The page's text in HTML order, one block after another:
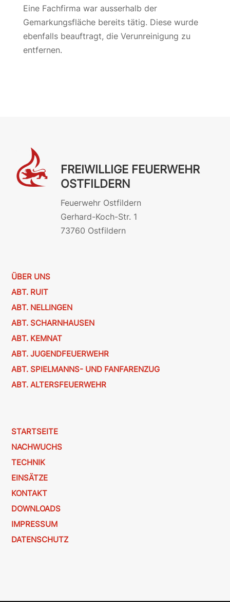
Eine Fachfirma war ausserhalb der
Gemarkungsfläche bereits tätig. Diese wurde
ebenfalls beauftragt, die Verunreinigung zu
entfernen.
FREIWILLIGE FEUERWEHR
OSTFILDERN
Feuerwehr Ostfildern
Gerhard-Koch-Str. 1
73760 Ostfildern
ÜBER UNS
ABT. RUIT
ABT. NELLINGEN
ABT. SCHARNHAUSEN
ABT. KEMNAT
ABT. JUGENDFEUERWEHR
ABT. SPIELMANNS- UND FANFARENZUG
ABT. ALTERSFEUERWEHR
STARTSEITE
NACHWUCHS
TECHNIK
EINSÄTZE
KONTAKT
DOWNLOADS
IMPRESSUM
DATENSCHUTZ